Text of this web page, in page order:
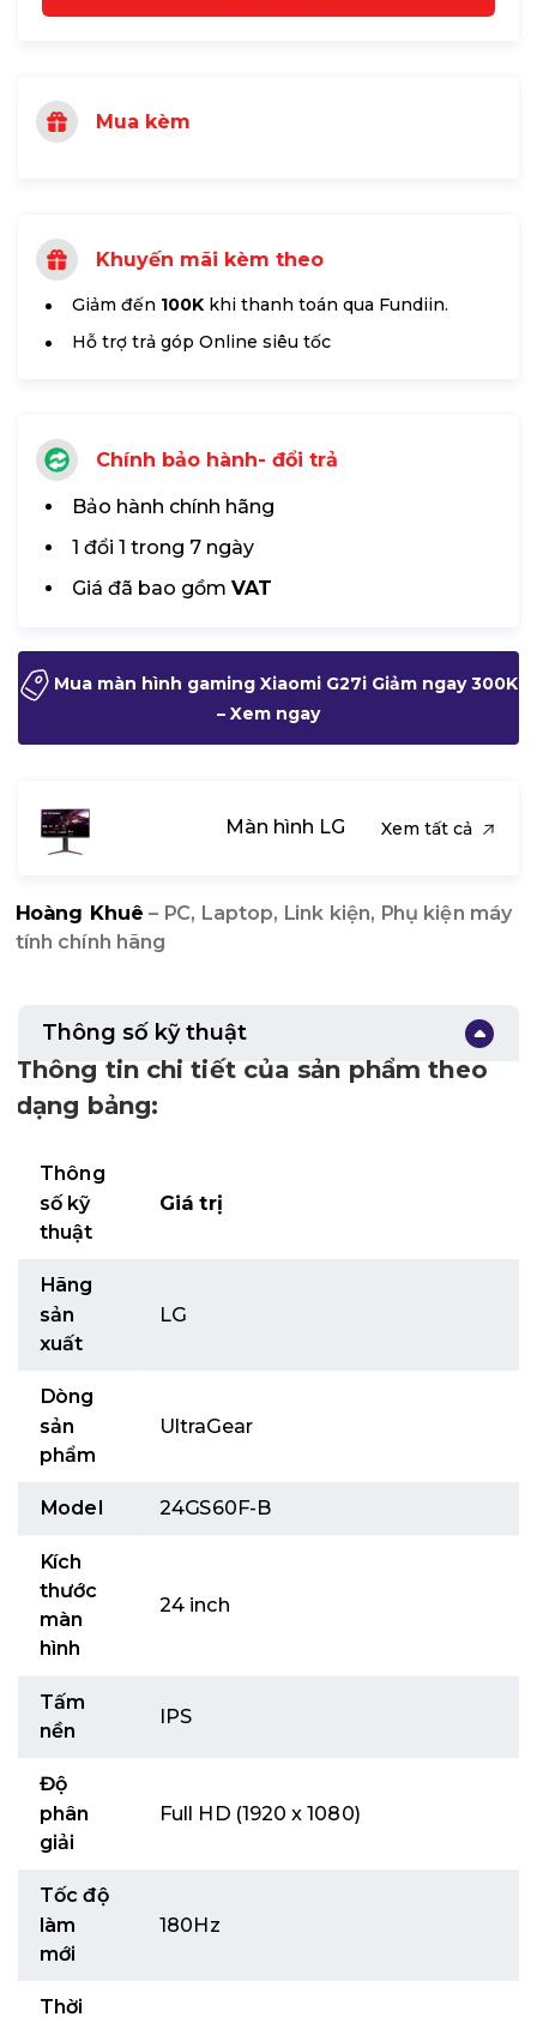
Mua kèm
Khuyến mãi kèm theo
Giảm đến 100K khi thanh toán qua Fundiin.
Hỗ trợ trả góp Online siêu tốc
Chính bảo hành- đổi trả
Bảo hành chính hãng
1 đổi 1 trong 7 ngày
Giá đã bao gồm VAT
Mua màn hình gaming Xiaomi G27i Giảm ngay 300K
– Xem ngay
Màn hình LG Xem tất cả
Hoàng Khuê – PC, Laptop, Link kiện, Phụ kiện máy
tính chính hãng
Thông số kỹ thuật
Thông tin chi tiết của sản phẩm theo
dạng bảng:
Thông
số kỹ
thuật
Giá trị
Hãng
sản
xuất
LG
Dòng
sản
phẩm
UltraGear
Model 24GS60F-B
Kích
thước
màn
hình
24 inch
Tấm
nền
IPS
Độ
phân
giải
Full HD (1920 x 1080)
Tốc độ
làm
mới
180Hz
Thời